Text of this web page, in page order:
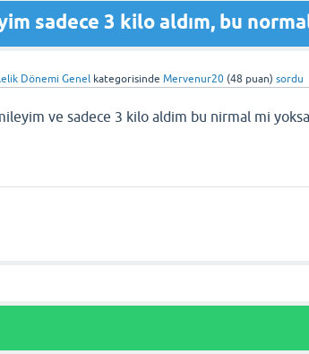
sadece 3 kilo aldım, bu
Dönemi Genel kategorisinde Mervenur20 (48 puan) sordu
ve sadece 3 kilo aldim bu nirmal mi